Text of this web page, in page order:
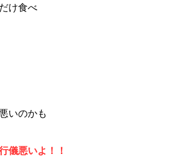
け食べ
いのかも
儀悪いよ！！